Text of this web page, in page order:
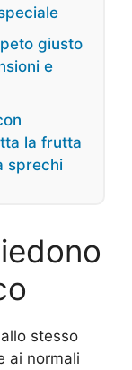
giusto
e
la frutta
sprechi
stesso
ai normali